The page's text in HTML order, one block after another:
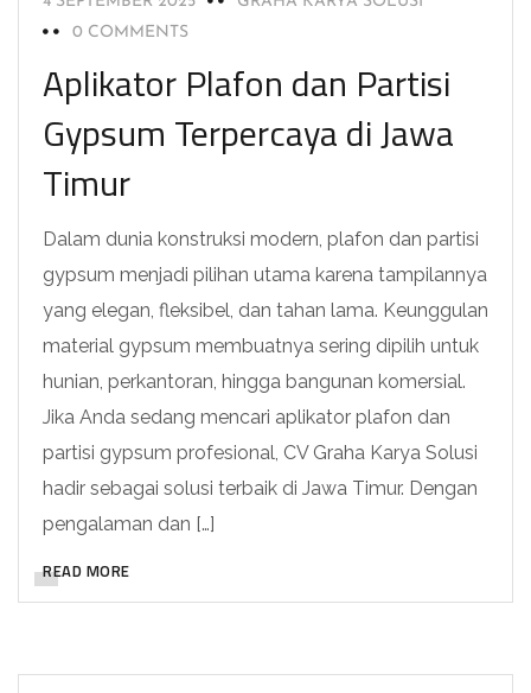
0 COMMENTS
Aplikator Plafon dan Partisi
Gypsum Terpercaya di Jawa
Timur
Dalam dunia konstruksi modern, plafon dan partisi
gypsum menjadi pilihan utama karena tampilannya
yang elegan, fleksibel, dan tahan lama. Keunggulan
material gypsum membuatnya sering dipilih untuk
hunian, perkantoran, hingga bangunan komersial.
Jika Anda sedang mencari aplikator plafon dan
partisi gypsum profesional, CV Graha Karya Solusi
hadir sebagai solusi terbaik di Jawa Timur. Dengan
pengalaman dan […]
READ MORE